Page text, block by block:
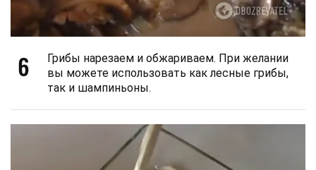
6
Грибы нарезаем и обжариваем. При желании
вы можете использовать как лесные грибы,
так и шампиньоны.